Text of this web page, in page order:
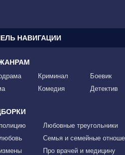
НАВИГАЦИИ
Криминал
Комедия
Боевик
Детектив
Любовные треугольники
Семья и семейные
Про врачей и медицину